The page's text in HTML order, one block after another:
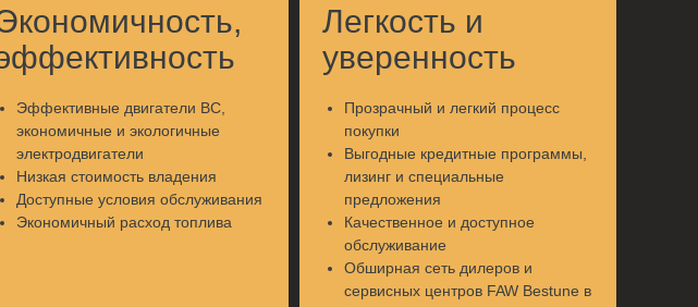
Эффективные двигатели ВС,
экономичные и экологичные
электродвигатели
Низкая стоимость владения
Доступные условия обслуживания
Экономичный расход топлива
Легкость и
уверенность
Прозрачный и легкий процесс
покупки
Выгодные кредитные программы,
лизинг и специальные
предложения
Качественное и доступное
обслуживание
Обширная сеть дилеров и
сервисных центров FAW Bestune в